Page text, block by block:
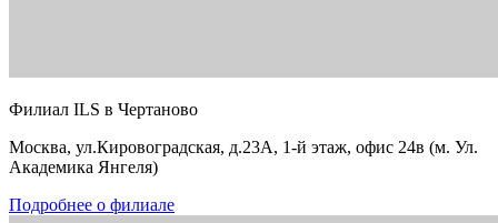
Филиал ILS в Чертаново
Москва, ул.Кировоградская, д.23А, 1-й этаж, офис 24в (м. Ул.
Академика Янгеля)
Подробнее о филиале